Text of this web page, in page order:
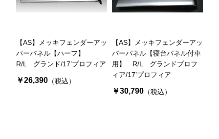
【AS】メッキフェンダーアッ
パーパネル【ハーフ】
R/L グランド/17’プロフィア
￥26,390（税込）
【AS】メッキフェンダーアッ
パーパネル【寝台パネル付車
用】 R/L グランドプロフ
ィア/17’プロフィア
￥30,790（税込）